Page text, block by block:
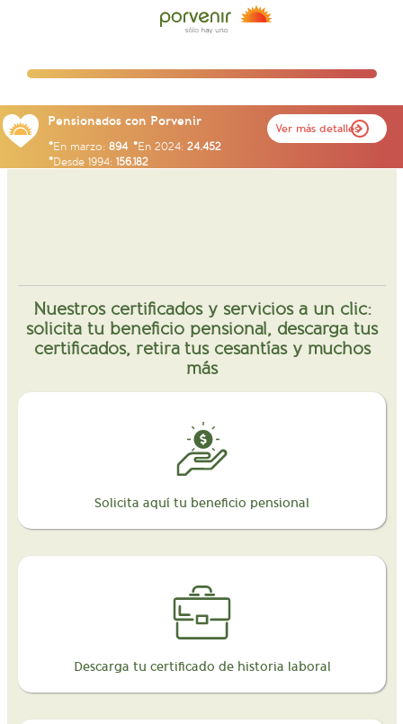
Pensionados con Porvenir
En marzo: 894 En 2024: 24.452
Desde 1994: 156.182
Ver más detalles
Nuestros certificados y servicios a un clic:
solicita tu beneficio pensional, descarga tus
certificados, retira tus cesantías y muchos
más
Solicita aquí tu beneficio pensional
Descarga tu certificado de historia laboral